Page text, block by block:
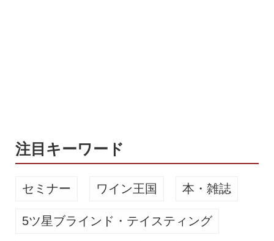
注目キーワード
セミナー ワイン王国 本・雑誌
5ツ星ブラインド・テイスティング